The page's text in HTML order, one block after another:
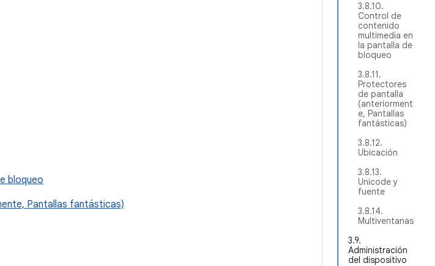
3.8.10.
Control de
contenido
multimedia en
la pantalla de
bloqueo
3.8.11.
Protectores
de pantalla
(anteriorment
e, Pantallas
fantásticas)
3.8.12.
Ubicación
3.8.13.
Unicode y
fuente
3.8.14.
Multiventanas
3.9.
Administración
del dispositivo
bloqueo
Pantallas fantásticas)